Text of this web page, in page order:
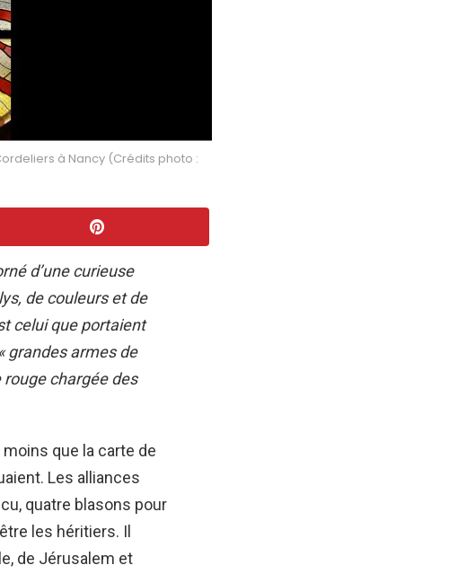
à Nancy (Crédits photo :
d’une curieuse
de couleurs et de
celui que portaient
grandes armes de
chargée des
que la carte de
Les alliances
quatre blasons pour
les héritiers. Il
de Jérusalem et